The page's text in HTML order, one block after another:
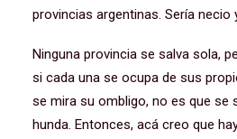
provincias argentinas. Sería necio
Ninguna provincia se salva sola,
si cada una se ocupa de sus
se mira su ombligo, no es que se
hunda. Entonces, acá creo que